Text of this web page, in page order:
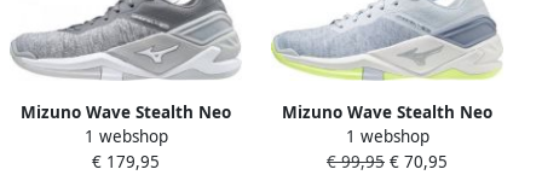
Mizuno Wave Stealth Neo
Dames Sportschoenen
Volleybal Indoor grijs
1 webshop
€ 179,95
Mizuno Wave Stealth Neo
Dames Sportschoenen
Volleybal Indoor grijs wit
1 webshop
€ 99,95 € 70,95